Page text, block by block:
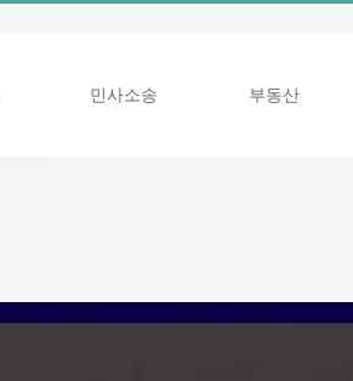
민사소송 부동산